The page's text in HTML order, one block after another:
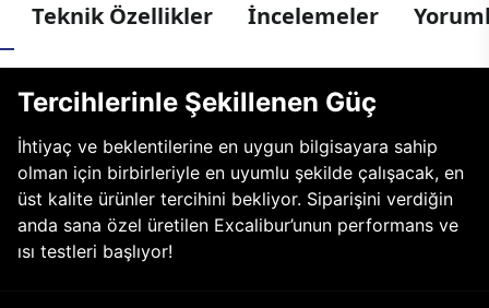
Teknik Özellikler İncelemeler
Tercihlerinle Şekillenen Güç
İhtiyaç ve beklentilerine en uygun bilgisayara sahip
olman için birbirleriyle en uyumlu şekilde çalışacak, en
üst kalite ürünler tercihini bekliyor. Siparişini verdiğin
anda sana özel üretilen Excalibur’unun performans ve
ısı testleri başlıyor!